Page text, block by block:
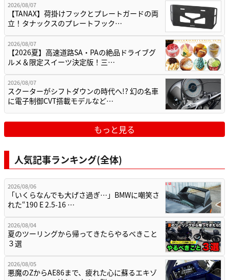
2026/08/07
【TANAX】荷掛けフックとプレートガードの両
立！タナックスのプレートフック…
2026/08/07
【2026夏】高速道路SA・PAの絶品ドライブグ
ルメ＆限定スイーツ決定版！三…
2026/08/07
スクーターがシフトダウンの時代へ!? 幻の名車
に電子制御CVT搭載モデルなど…
もっと見る
人気記事ランキング(全体)
2026/08/06
「いくらなんでも大げさ過ぎ…」BMWに嘲笑さ
れた“190 E 2.5-16 …
2026/08/04
夏のツーリングから帰ってきたらやるべきこと
３選
2026/08/05
悪魔のZからAE86まで、疲れた心に蘇るエキゾ